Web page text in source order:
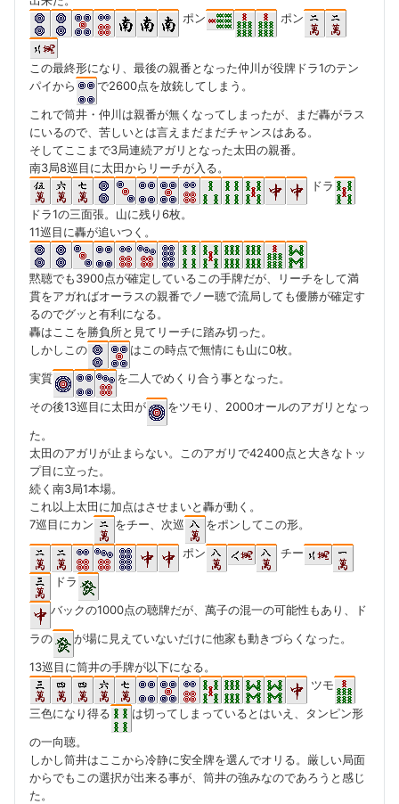
ポン
ポン
この最終形になり、最後の親番となった仲川が役牌ドラ1のテン
パイから
で2600点を放銃してしまう。
これで筒井・仲川は親番が無くなってしまったが、まだ轟がラス
にいるので、苦しいとは言えまだまだチャンスはある。
そしてここまで3局連続アガリとなった太田の親番。
南3局8巡目に太田からリーチが入る。
ドラ
ドラ1の三面張。山に残り6枚。
11巡目に轟が追いつく。
黙聴でも3900点が確定しているこの手牌だが、リーチをして満
貫をアガればオーラスの親番でノー聴で流局しても優勝が確定す
るのでグッと有利になる。
轟はここを勝負所と見てリーチに踏み切った。
しかしこの
はこの時点で無情にも山に0枚。
実質
を二人でめくり合う事となった。
その後13巡目に太田が
をツモり、2000オールのアガリとなっ
た。
太田のアガリが止まらない。このアガリで42400点と大きなトッ
プ目に立った。
続く南3局1本場。
これ以上太田に加点はさせまいと轟が動く。
7巡目にカン
をチー、次巡
をポンしてこの形。
ポン
チー
ドラ
バックの1000点の聴牌だが、萬子の混一の可能性もあり、ド
ラの
が場に見えていないだけに他家も動きづらくなった。
13巡目に筒井の手牌が以下になる。
ツモ
三色になり得る
は切ってしまっているとはいえ、タンピン形
の一向聴。
しかし筒井はここから冷静に安全牌を選んでオリる。厳しい局面
からでもこの選択が出来る事が、筒井の強みなのであろうと感じ
た。